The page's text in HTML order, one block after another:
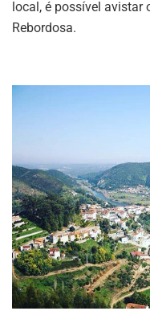
local, é possível avistar
Rebordosa.